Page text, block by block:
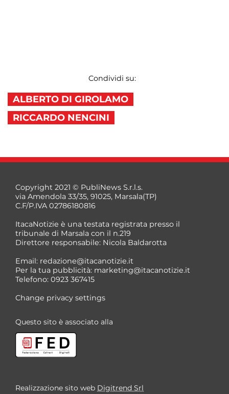
Condividi su:
ALBERTO DI GIROLAMO
RICCARDO NENCINI
Copyright 2021 © PubliNews S.r.l.s.
via Amendola 33/35, 91025, Marsala(TP)
C.F/P.IVA 02786180816
ItacaNotizie è una testata registrata presso il
tribunale di Marsala con il n.219
Direttore responsabile: Nicola Baldarotta
Email: redazione@itacanotizie.it
Per la tua pubblicità: marketing@itacanotizie.it
Telefono: 0923 367415
Change privacy settings
Questo sito è associato alla
Realizzazione sito web Digitrend Srl